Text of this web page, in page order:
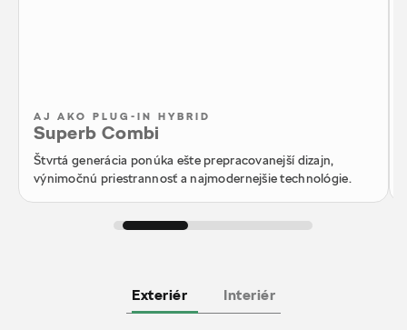
AJ AKO PLUG-IN HYBRID
Superb Combi
Štvrtá generácia ponúka ešte prepracovanejší dizajn,
výnimočnú priestrannosť a najmodernejšie technológie.
Exteriér Interiér